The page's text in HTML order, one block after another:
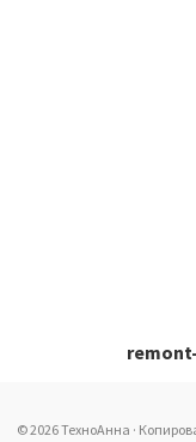
© 2026 ТехноАнна ·